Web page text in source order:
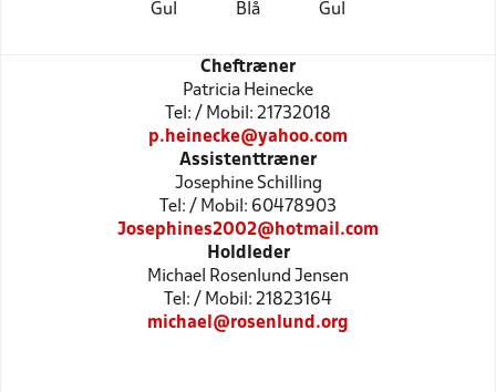
Gul Blå Gul
Cheftræner
Patricia Heinecke
Tel: / Mobil: 21732018
p.heinecke@yahoo.com
Assistenttræner
Josephine Schilling
Tel: / Mobil: 60478903
Josephines2002@hotmail.com
Holdleder
Michael Rosenlund Jensen
Tel: / Mobil: 21823164
michael@rosenlund.org